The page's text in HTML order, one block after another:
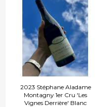
2023 Stéphane Aladame
Montagny 1er Cru 'Les
Vignes Derrière' Blanc